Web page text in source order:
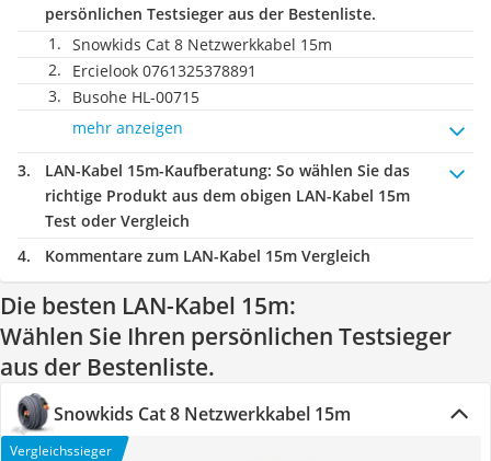
persönlichen Testsieger aus der Bestenliste.
Snowkids Cat 8 Netzwerkkabel 15m
Ercielook 0761325378891
Busohe HL-00715
mehr anzeigen
LAN-Kabel 15m-Kaufberatung: So wählen Sie das
richtige Produkt aus dem obigen LAN-Kabel 15m
Test oder Vergleich
Kommentare zum LAN-Kabel 15m Vergleich
Die besten LAN-Kabel 15m:
Wählen Sie Ihren persönlichen Testsieger
aus der Bestenliste.
Snowkids Cat 8 Netzwerkkabel 15m
Vergleichssieger